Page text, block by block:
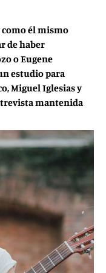
como él mismo
de haber
o Eugene
estudio para
Miguel Iglesias y
mantenida